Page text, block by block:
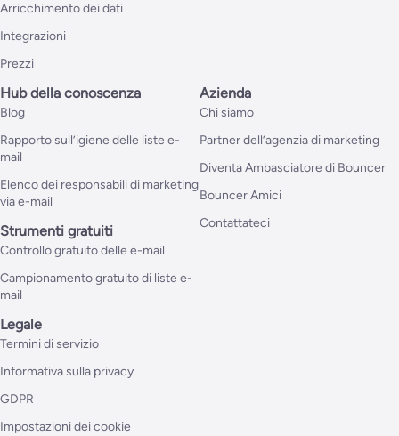
Arricchimento dei dati
Integrazioni
Prezzi
Hub della conoscenza
Blog
Rapporto sull’igiene delle liste e-
mail
Elenco dei responsabili di marketing
via e-mail
Strumenti gratuiti
Controllo gratuito delle e-mail
Campionamento gratuito di liste e-
mail
Azienda
Chi siamo
Partner dell’agenzia di marketing
Diventa Ambasciatore di Bouncer
Bouncer Amici
Contattateci
Legale
Termini di servizio
Informativa sulla privacy
GDPR
Impostazioni dei cookie